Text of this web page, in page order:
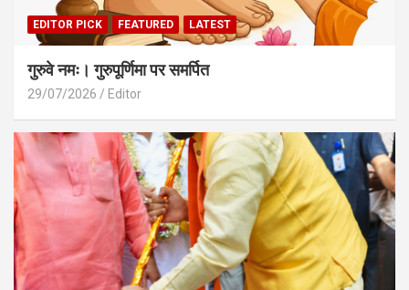
EDITOR PICK FEATURED LATEST
गुरुवे नमः। गुरुपूर्णिमा पर समर्पित
29/07/2026 Editor